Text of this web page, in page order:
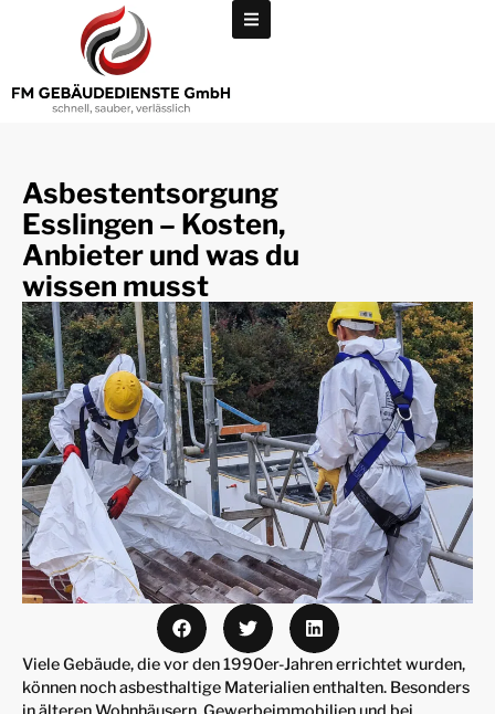
Asbestentsorgung
Esslingen – Kosten,
Anbieter und was du
wissen musst
Viele Gebäude, die vor den 1990er-Jahren errichtet wurden,
können noch asbesthaltige Materialien enthalten. Besonders